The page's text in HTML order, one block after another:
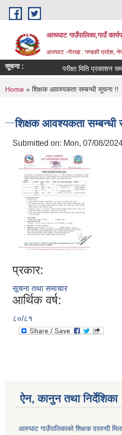
Skip to main content
आरूघाट गाउँपालिका,गाउँ
आरुघाट -गोरखा : गण्डकी प्रदेश,
सूचना : परीक्षा मिति प्रकाशन
You are here
Home » शिक्षक आवश्यकता सम्बन्धी सूचना !!
शिक्षक आवश्यकता सम्बन्धी
Submitted on: Mon, 07/08/
प्रकार:
सूचना तथा समाचार
आर्थिक वर्ष:
८०/८१
ऐन, कानुन तथा निर्देशिका
आरुघाट गाउँपालिकाको शिक्षक दरवन्दी